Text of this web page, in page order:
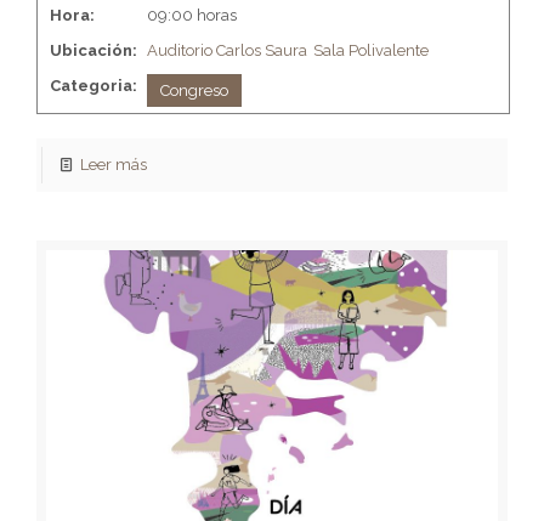
Hora:
09:00 horas
Ubicación: Auditorio Carlos Saura Sala Polivalente
Categoria:
Congreso
Leer más